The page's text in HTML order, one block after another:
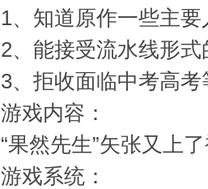
1、知道原作一些主
2、能接受流水线形式
3、拒收面临中考高
游戏内容：
“果然先生”矢张又上
游戏系统：